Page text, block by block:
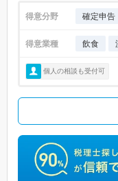
得意分野 確定申告
得意業種 飲食
個人の相談も受付可